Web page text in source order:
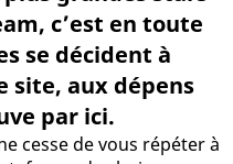
c’est en toute
se décident à
site, aux dépens
par ici.
cesse de vous répéter à